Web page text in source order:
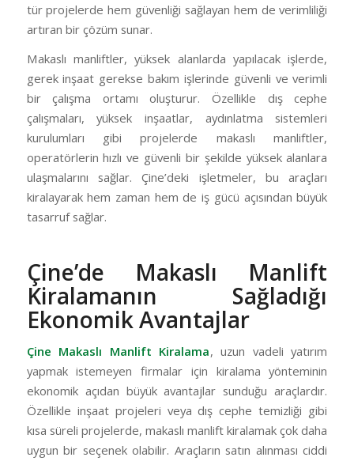
tür projelerde hem güvenliği sağlayan hem de verimliliği
artıran bir çözüm sunar.
Makaslı manliftler, yüksek alanlarda yapılacak işlerde,
gerek inşaat gerekse bakım işlerinde güvenli ve verimli
bir çalışma ortamı oluşturur. Özellikle dış cephe
çalışmaları, yüksek inşaatlar, aydınlatma sistemleri
kurulumları gibi projelerde makaslı manliftler,
operatörlerin hızlı ve güvenli bir şekilde yüksek alanlara
ulaşmalarını sağlar. Çine’deki işletmeler, bu araçları
kiralayarak hem zaman hem de iş gücü açısından büyük
tasarruf sağlar.
Çine’de Makaslı Manlift
Kiralamanın Sağladığı
Ekonomik Avantajlar
Çine Makaslı Manlift Kiralama, uzun vadeli yatırım
yapmak istemeyen firmalar için kiralama yönteminin
ekonomik açıdan büyük avantajlar sunduğu araçlardır.
Özellikle inşaat projeleri veya dış cephe temizliği gibi
kısa süreli projelerde, makaslı manlift kiralamak çok daha
uygun bir seçenek olabilir. Araçların satın alınması ciddi